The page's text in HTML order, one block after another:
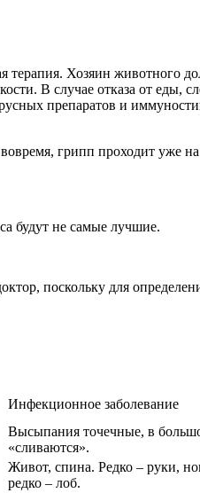
терапия. Хозяин животного
В случае отказа от еды,
препаратов и
грипп проходит уже
будут не самые лучшие.
поскольку для
Инфекционное заболевание
Высыпания точечные, в
«сливаются».
Живот, спина. Редко – руки,
редко – лоб.